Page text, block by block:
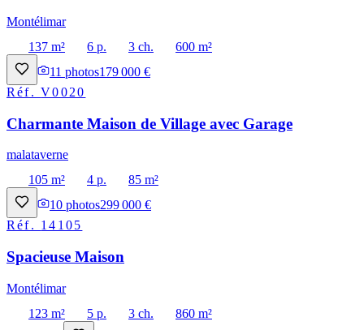
Montélimar
137 m²
6 p. 3 ch.
600 m²
11 photos179 000 €
Réf.V0020
Charmante Maison de Village avec Garage
malataverne
105 m²
4 p.
85 m²
10 photos299 000 €
Réf. 14105
Spacieuse Maison
Montélimar
123 m²
5 p. 3 ch.
860 m²